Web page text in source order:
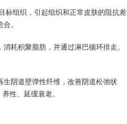
标组织，引起组织和正常皮肤的阻抗差
。
耗积聚脂肪，并通过淋巴循环排走。
阴道壁弹性纤维，改善阴道松弛状
性、延缓衰老。